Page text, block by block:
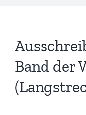
Band der